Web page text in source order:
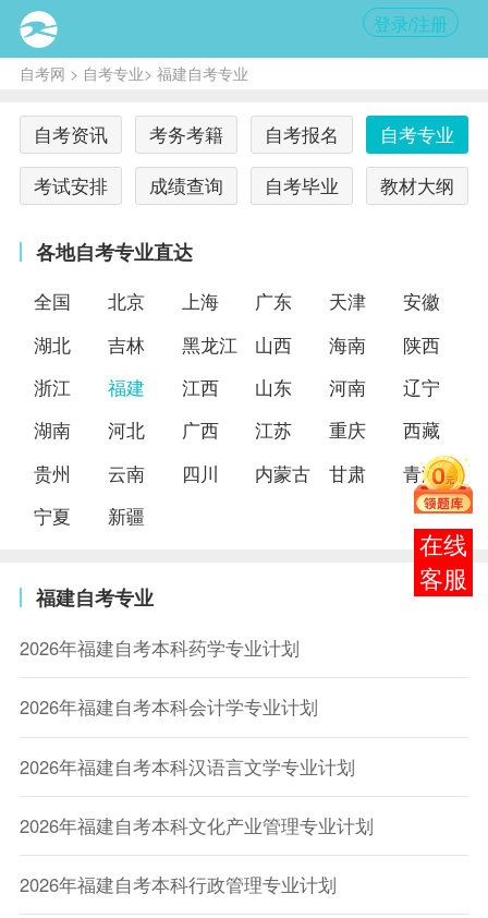
登录/注册
自考网 > 自考专业> 福建自考专业
自考资讯 考务考籍 自考报名
自考专业
考试安排
成绩查询 自考毕业 教材大纲
各地自考专业直达
全国 北京 上海 广东 天津
安徽
湖北
吉林 黑龙江 山西 海南
陕西
浙江
福建 江西 山东 河南
辽宁
湖南
河北 广西 江苏 重庆
西藏
贵州
云南 四川 内蒙古 甘肃
青海
宁夏
新疆
福建自考专业
2026年福建自考本科药学专业计划
2026年福建自考本科会计学专业计划
2026年福建自考本科汉语言文学专业计划
2026年福建自考本科文化产业管理专业计划
2026年福建自考本科行政管理专业计划
在线
客服